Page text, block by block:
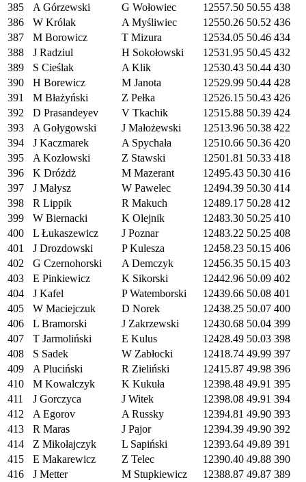
385
A Górzewski G Wołowiec 12557.50 50.55 438
386
W Królak A Myśliwiec 12550.26 50.52 436
387
M Borowicz T Mizura 12534.05 50.46 434
388
J Radziul H Sokołowski 12531.95 50.45 432
389
S Cieślak A Klik 12530.43 50.44 430
390
H Borewicz M Janota 12529.99 50.44 428
391
M Błażyński Z Pełka 12526.15 50.43 426
392
D Prasandeyev V Tkachik 12515.88 50.39 424
393
A Gołygowski J Małożewski 12513.96 50.38 422
394
J Kaczmarek A Spychała 12510.66 50.36 420
395
A Kozłowski Z Stawski 12501.81 50.33 418
396
K Dróżdż M Mazerant 12495.43 50.30 416
397
J Małysz W Pawelec 12494.39 50.30 414
398
R Lippik R Makuch 12489.17 50.28 412
399
W Biernacki K Olejnik 12483.30 50.25 410
400
L Łukaszewicz J Poznar 12483.22 50.25 408
401
J Drozdowski P Kulesza 12458.23 50.15 406
402
G Czernohorski A Demczyk 12456.35 50.15 403
403
E Pinkiewicz K Sikorski 12442.96 50.09 402
404
J Kafel P Watemborski 12439.66 50.08 401
405
W Maciejczuk D Norek 12438.25 50.07 400
406
L Bramorski J Zakrzewski 12430.68 50.04 399
407
T Jarmoliński E Kulus 12428.49 50.03 398
408
S Sadek W Zabłocki 12418.74 49.99 397
409
A Pluciński R Zieliński 12415.87 49.98 396
410
M Kowalczyk K Kukuła 12398.48 49.91 395
411
J Gorczyca J Witek 12398.08 49.91 394
412
A Egorov A Russky 12394.81 49.90 393
413
R Maras J Pajor 12394.39 49.90 392
414
Z Mikołajczyk L Sapiński 12393.64 49.89 391
415
E Makarewicz Z Telec 12390.40 49.88 390
416
J Metter M Stupkiewicz 12388.87 49.87 389